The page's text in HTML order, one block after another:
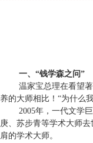
一、“钱学森之问”
温家宝总理在看望
养的大师相比！“为什么
2005年，一代文学
庚、苏步青等学术大师
肩的学术大师。